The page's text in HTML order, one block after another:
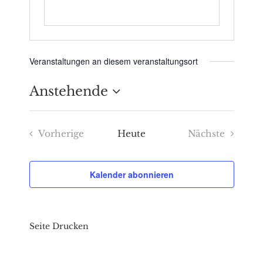
Veranstaltungen an diesem veranstaltungsort
Anstehende
Datum
wählen.
Vorherige
Heute
Nächste
Kalender abonnieren
Seite Drucken